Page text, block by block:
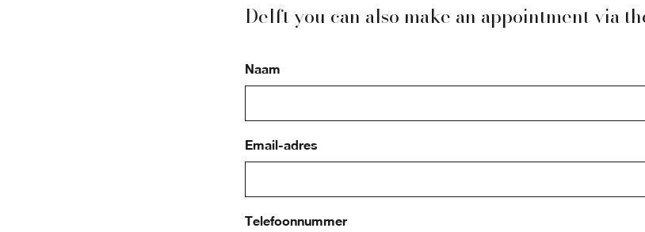
Delft you can also make an appointment via
Naam
Email-adres
Telefoonnummer